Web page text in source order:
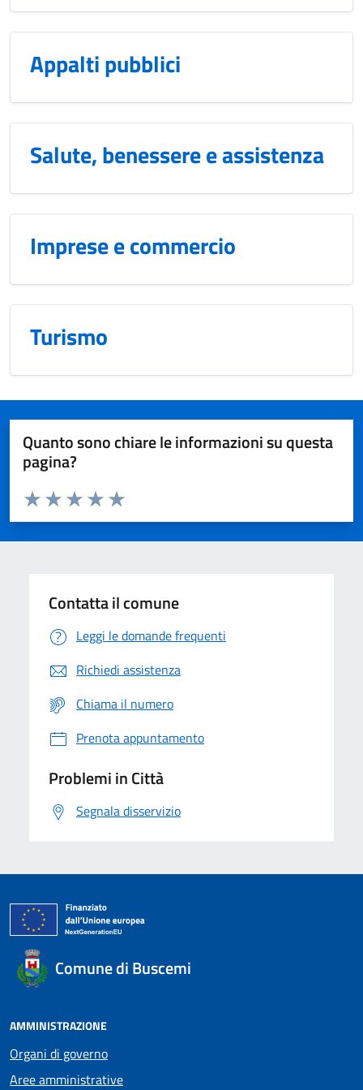
Appalti pubblici
Salute, benessere e assistenza
Imprese e commercio
Turismo
Quanto sono chiare le informazioni su questa
pagina?
Domanda
Valuta da 1 a 5 stelle la pagina
Valuta 5 stelle su 5
Valuta 4 stelle su 5
Valuta 3 stelle su 5
Valuta 2 stelle su 5
Valuta 1 stelle su 5
Contatta il comune
Leggi le domande frequenti
Richiedi assistenza
Chiama il numero
Prenota appuntamento
Problemi in Città
Segnala disservizio
Comune di Buscemi
AMMINISTRAZIONE
Organi di governo
Aree amministrative